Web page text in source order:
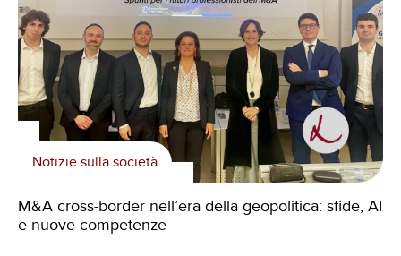
Notizie sulla società
M&A cross-border nell’era della geopolitica: sfide, AI
e nuove competenze